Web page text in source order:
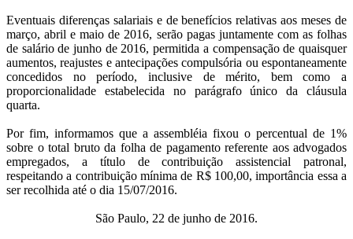
Eventuais diferenças salariais e de benefícios relativas aos meses de
março, abril e maio de 2016, serão pagas juntamente com as folhas
de salário de junho de 2016, permitida a compensação de quaisquer
aumentos, reajustes e antecipações compulsória ou espontaneamente
concedidos no período, inclusive de mérito, bem como a
proporcionalidade estabelecida no parágrafo único da cláusula
quarta.
Por fim, informamos que a assembléia fixou o percentual de 1%
sobre o total bruto da folha de pagamento referente aos advogados
empregados, a título de contribuição assistencial patronal,
respeitando a contribuição mínima de R$ 100,00, importância essa a
ser recolhida até o dia 15/07/2016.
São Paulo, 22 de junho de 2016.